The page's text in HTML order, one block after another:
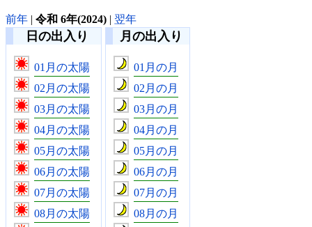
前年 | 令和 6年(2024) | 翌年
日の出入り
01月の太陽
02月の太陽
03月の太陽
04月の太陽
05月の太陽
06月の太陽
07月の太陽
08月の太陽
月の出入り
01月の月
02月の月
03月の月
04月の月
05月の月
06月の月
07月の月
08月の月